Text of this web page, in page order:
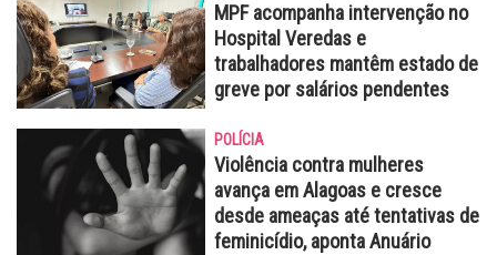
MPF acompanha intervenção no
Hospital Veredas e
trabalhadores mantêm estado de
greve por salários pendentes
POLÍCIA
Violência contra mulheres
avança em Alagoas e cresce
desde ameaças até tentativas de
feminicídio, aponta Anuário